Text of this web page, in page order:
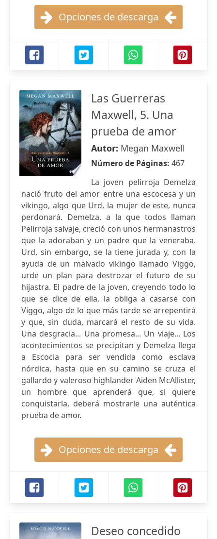
Opciones de descarga
Las Guerreras
Maxwell, 5. Una
prueba de amor
Autor: Megan Maxwell
Número de Páginas: 467
La joven pelirroja Demelza
nació fruto del amor entre una escocesa y un
vikingo, algo que Urd, la mujer de este, nunca
perdonará. Demelza, a la que todos llaman
Pelirroja salvaje, creció con unos hermanastros
que la adoraban y un padre que la veneraba.
Urd, sin embargo, se la tiene jurada y, con la
ayuda de un malvado vikingo llamado Viggo,
urde un plan para destrozar el futuro de su
hijastra. El padre de la joven, creyendo todo lo
que se dice de ella, la obliga a casarse con
Viggo, algo de lo que más tarde se arrepentirá
y que, sin duda, marcará el resto de su vida.
Una desgracia... Una promesa... Un viaje... Los
acontecimientos se precipitan y Demelza llega
a Escocia para ser vendida como esclava
nórdica, hasta que en su camino se cruza el
gallardo y valeroso highlander Aiden McAllister,
un hombre que aprenderá que, si quiere
conquistarla, deberá mostrarle una auténtica
prueba de amor.
Opciones de descarga
Deseo concedido